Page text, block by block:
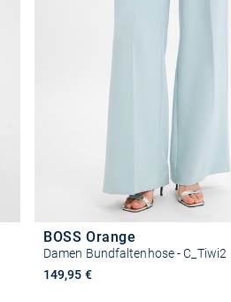
BOSS Orange
Damen Bundfaltenhose - C_Tiwi2
149,95 €